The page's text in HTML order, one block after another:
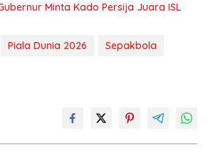
Minta Kado Persija Juara ISL
Piala Dunia 2026
Sepakbola